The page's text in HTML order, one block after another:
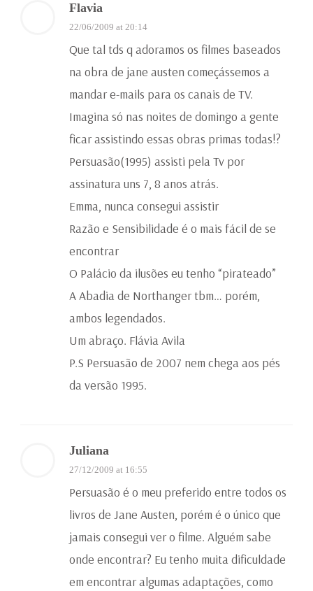
Flavia
22/06/2009 at 20:14
Que tal tds q adoramos os filmes baseados
na obra de jane austen começássemos a
mandar e-mails para os canais de TV.
Imagina só nas noites de domingo a gente
ficar assistindo essas obras primas todas!?
Persuasão(1995) assisti pela Tv por
assinatura uns 7, 8 anos atrás.
Emma, nunca consegui assistir
Razão e Sensibilidade é o mais fácil de se
encontrar
O Palácio da ilusões eu tenho “pirateado”
A Abadia de Northanger tbm… porém,
ambos legendados.
Um abraço. Flávia Avila
P.S Persuasão de 2007 nem chega aos pés
da versão 1995.
Juliana
27/12/2009 at 16:55
Persuasão é o meu preferido entre todos os
livros de Jane Austen, porém é o único que
jamais consegui ver o filme. Alguém sabe
onde encontrar? Eu tenho muita dificuldade
em encontrar algumas adaptações, como